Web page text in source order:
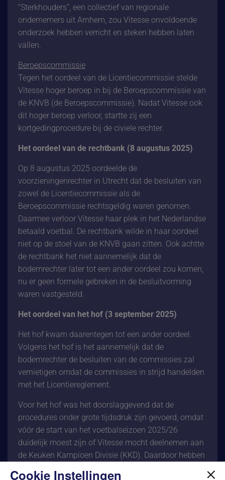
“Sterkhouders”, een collectief van regionale
ondernemers uit Arnhem, zou Vitesse onvoldoende
onderzoek hebben verricht en steken hebben laten
vallen.
Beroepscommissie
Tegen het oordeel van de Licentiecommissie stelde
Vitesse hoger beroep in bij de Beroepscommissie van
de KNVB (de Beroepscommissie). Nadat Vitesse ook
dit hoger beroep verloor, startte zij een
kortgedingprocedure bij de civiele rechter.
Het oordeel van de rechtbank (8 augustus 2025)
Op 8 augustus 2025 oordeelde de
voorzieningenrechter in Utrecht dat de besluiten van
zowel de Licentiecommissie als de
Beroepscommissie rechtsgeldig waren genomen.
Daarmee verloor Vitesse haar plek in het Nederlandse
betaald voetbal. De rechtbank wilde in haar oordeel
niet op de stoel van de KNVB gaan zitten. Ook achtte
de rechtbank het niet aannemelijk dat de
bodemrechter later tot een ander oordeel zou komen,
nu er geen formele gebreken in de besluitvorming
waren vastgesteld.
Het oordeel van het hof (3 september 2025)
Het hof kwam daarentegen tot een ander oordeel.
Volgens het hof is het aannemelijk dat de
bodemrechter de besluiten van de commissies zal
vernietigen omdat de commissies in strijd handelden
met het Licentiereglement.
Voor het hof was het doorslaggevend dat de
procedures onder grote tijdsdruk zijn gevoerd, omdat
vóór de start van het voetbalseizoen 2025/26
duidelijk moest zijn of Vitesse mocht deelnemen aan
de Keuken Kampioen Divisie (KKD). Daardoor hebben
Cookie Instellingen